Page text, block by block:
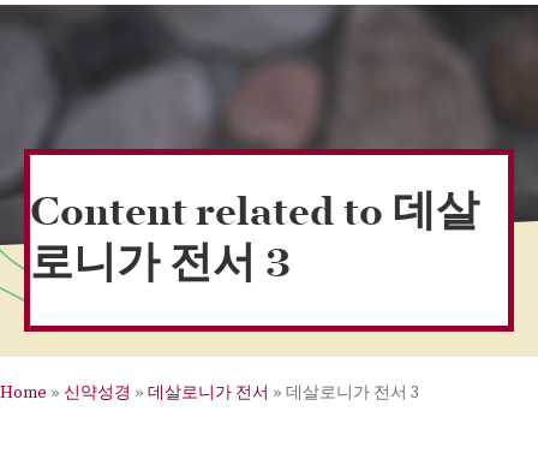
Content related to 데살
로니가 전서 3
Home » 신약성경 » 데살로니가 전서 » 데살로니가 전서 3